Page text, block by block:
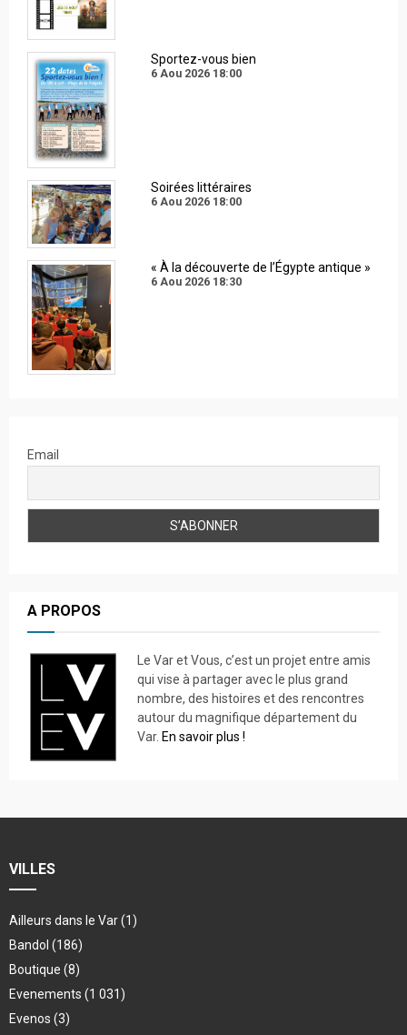
Sportez-vous bien
6 Aou 2026 18:00
Soirées littéraires
6 Aou 2026 18:00
« À la découverte de l’Égypte antique »
6 Aou 2026 18:30
Email
A PROPOS
Le Var et Vous, c’est un projet entre amis
qui vise à partager avec le plus grand
nombre, des histoires et des rencontres
autour du magnifique département du
Var. En savoir plus !
VILLES
Ailleurs dans le Var(1)
Bandol (186)
Boutique (8)
Evenements (1 031)
Evenos (3)